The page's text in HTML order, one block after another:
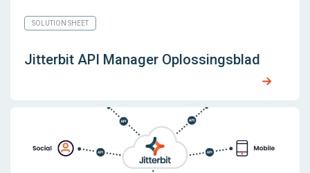
SOLUTION SHEET
Jitterbit API Manager Oplossingsblad